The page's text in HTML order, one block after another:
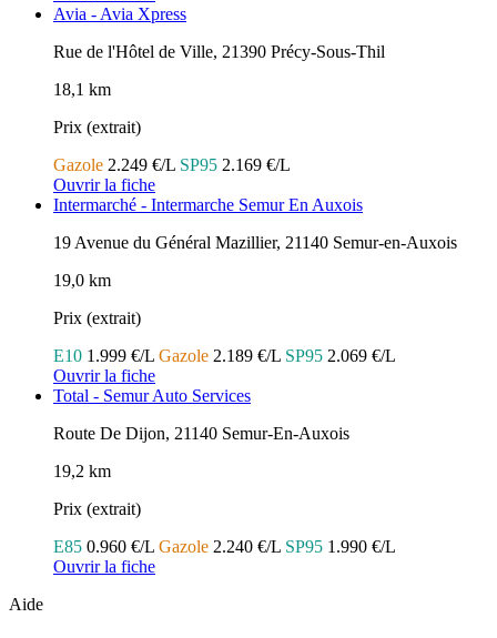
Avia - Avia Xpress
Rue de l'Hôtel de Ville, 21390 Précy-Sous-Thil
18,1 km
Prix (extrait)
Gazole 2.249 €/L SP95 2.169 €/L
Ouvrir la fiche
Intermarché - Intermarche Semur En Auxois
19 Avenue du Général Mazillier, 21140 Semur-en-Auxois
19,0 km
Prix (extrait)
E10 1.999 €/L Gazole 2.189 €/L SP95 2.069 €/L
Ouvrir la fiche
Total - Semur Auto Services
Route De Dijon, 21140 Semur-En-Auxois
19,2 km
Prix (extrait)
E85 0.960 €/L Gazole 2.240 €/L SP95 1.990 €/L
Ouvrir la fiche
Aide